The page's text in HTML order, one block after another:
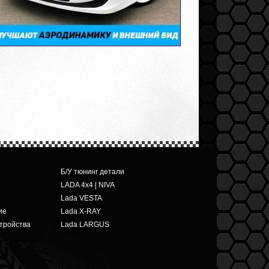
Б/У тюнинг детали
LADA 4x4 | NIVA
Lada VESTA
Lada X-RAY
Lada LARGUS